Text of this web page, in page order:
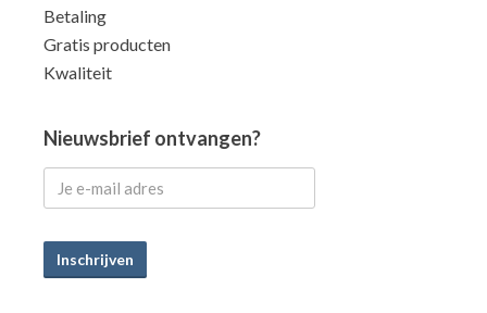
Betaling
Gratis producten
Kwaliteit
Nieuwsbrief ontvangen?
Inschrijven